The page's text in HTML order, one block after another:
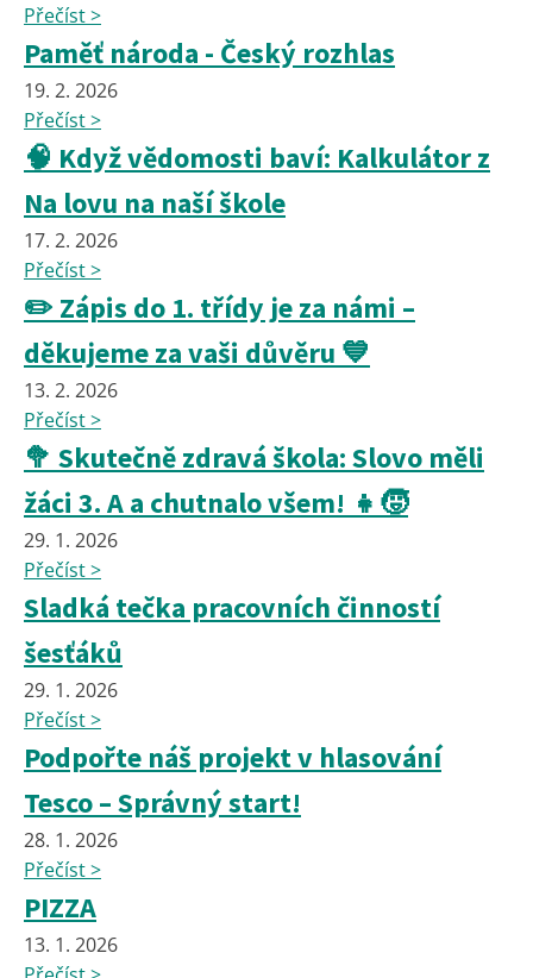
Přečíst >
Paměť národa - Český rozhlas
19. 2. 2026
Přečíst >
🧠 Když vědomosti baví: Kalkulátor z
Na lovu na naší škole
17. 2. 2026
Přečíst >
✏️ Zápis do 1. třídy je za námi –
děkujeme za vaši důvěru 💙
13. 2. 2026
Přečíst >
🥦 Skutečně zdravá škola: Slovo měli
žáci 3. A a chutnalo všem! 👧🧒
29. 1. 2026
Přečíst >
Sladká tečka pracovních činností
šesťáků
29. 1. 2026
Přečíst >
Podpořte náš projekt v hlasování
Tesco – Správný start!
28. 1. 2026
Přečíst >
PIZZA
13. 1. 2026